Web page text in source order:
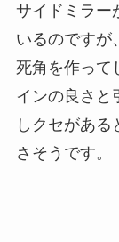
サイドミラー
いるのですが
死角を作って
インの良さと
しクセがある
さそうです。